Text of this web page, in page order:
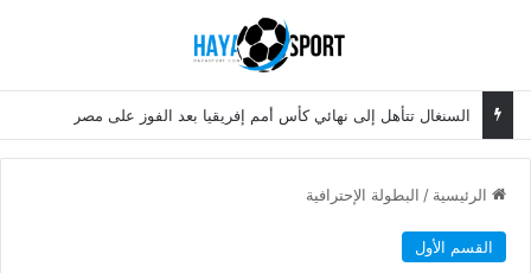
السنغال تتأهل إلى نهائي كأس أمم إفريقيا بعد الفوز على مصر
الرئيسية / البطولة الإحترافية
القسم الأول